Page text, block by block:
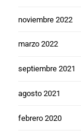
noviembre 2022
marzo 2022
septiembre 2021
agosto 2021
febrero 2020